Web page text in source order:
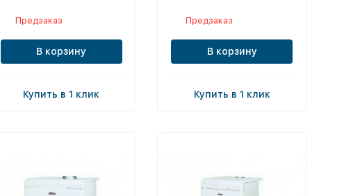
Предзаказ
В корзину
Купить в 1 клик
Предзаказ
В корзину
Купить в 1 клик